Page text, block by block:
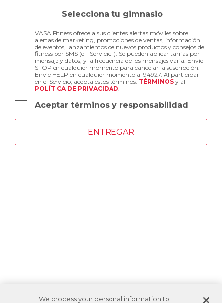
Selecciona tu gimnasio
VASA Fitness ofrece a sus clientes alertas móviles sobre
alertas de marketing, promociones de ventas, información
de eventos, lanzamientos de nuevos productos y consejos de
fitness por SMS (el "Servicio"). Se pueden aplicar tarifas por
mensaje y datos, y la frecuencia de los mensajes varía. Envíe
STOP en cualquier momento para cancelar la suscripción.
Envíe HELP en cualquier momento al 94927. Al participar
en el Servicio, acepta estos términos. TÉRMINOS y al
POLÍTICA DE PRIVACIDAD
Aceptar términos y responsabilidad
We process your personal information to